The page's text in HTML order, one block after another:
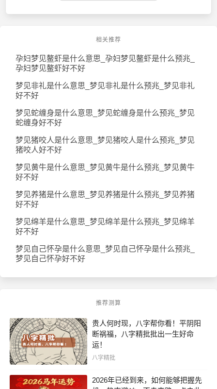
相关推荐
孕妇梦见鳌虾是什么意思_孕妇梦见鳌虾是什么预兆_
孕妇梦见鳌虾好不好
梦见非礼是什么意思_梦见非礼是什么预兆_梦见非礼
好不好
梦见蛇缠身是什么意思_梦见蛇缠身是什么预兆_梦见
蛇缠身好不好
梦见猪咬人是什么意思_梦见猪咬人是什么预兆_梦见
猪咬人好不好
梦见黄牛是什么意思_梦见黄牛是什么预兆_梦见黄牛
好不好
梦见养猪是什么意思_梦见养猪是什么预兆_梦见养猪
好不好
梦见绵羊是什么意思_梦见绵羊是什么预兆_梦见绵羊
好不好
梦见自己怀孕是什么意思_梦见自己怀孕是什么预兆_
梦见自己怀孕好不好
推荐测算
贵人何时现，八字帮你看！平阴阳
断祸福，八字精批批出一生好命
运！
八字精批
2026年已经到来，如何能够把握先